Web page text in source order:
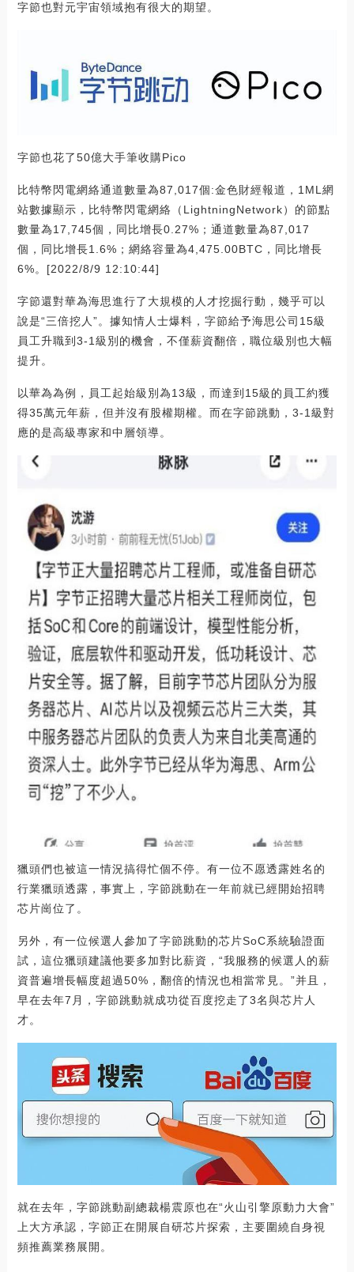
字節也對元宇宙領域抱有很大的期望。
字節也花了50億大手筆收購Pico
比特幣閃電網絡通道數量為87,017個:金色財經報道，1ML網
站數據顯示，比特幣閃電網絡（LightningNetwork）的節點
數量為17,745個，同比增長0.27%；通道數量為87,017
個，同比增長1.6%；網絡容量為4,475.00BTC，同比增長
6%。[2022/8/9 12:10:44]
字節還對華為海思進行了大規模的人才挖掘行動，幾乎可以
說是“三倍挖人”。據知情人士爆料，字節給予海思公司15級
員工升職到3-1級別的機會，不僅薪資翻倍，職位級別也大幅
提升。
以華為為例，員工起始級別為13級，而達到15級的員工約獲
得35萬元年薪，但并沒有股權期權。而在字節跳動，3-1級對
應的是高級專家和中層領導。
獵頭們也被這一情況搞得忙個不停。有一位不愿透露姓名的
行業獵頭透露，事實上，字節跳動在一年前就已經開始招聘
芯片崗位了。
另外，有一位候選人參加了字節跳動的芯片SoC系統驗證面
試，這位獵頭建議他要多加對比薪資，“我服務的候選人的薪
資普遍增長幅度超過50%，翻倍的情況也相當常見。”并且，
早在去年7月，字節跳動就成功從百度挖走了3名與芯片人
才。
就在去年，字節跳動副總裁楊震原也在“火山引擎原動力大會”
上大方承認，字節正在開展自研芯片探索，主要圍繞自身視
頻推薦業務展開。